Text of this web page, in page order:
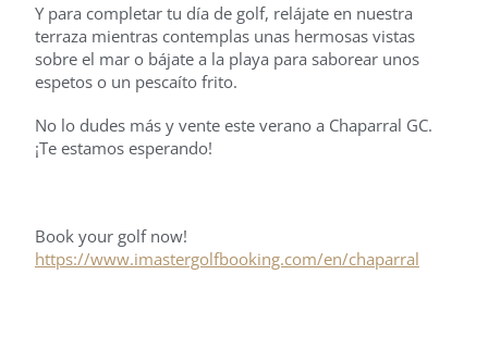
Y para completar tu día de golf, relájate en nuestra
terraza mientras contemplas unas hermosas vistas
sobre el mar o bájate a la playa para saborear unos
espetos o un pescaíto frito.
No lo dudes más y vente este verano a Chaparral GC.
¡Te estamos esperando!
Book your golf now!
https://www.imastergolfbooking.com/en/chaparral